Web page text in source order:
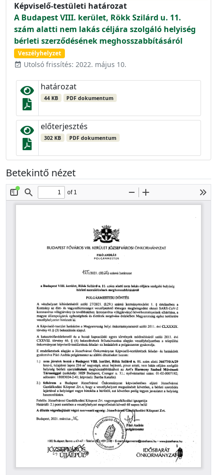
Képviselő-testületi határozat
A Budapest VIII. kerület, Rökk Szilárd u. 11.
szám alatti nem lakás céljára szolgáló helyiség
bérleti szerződésének meghosszabbításáról
Veszélyhelyzet
event_available Utolsó frissítés: 2022. május 10.
határozat
44 KB PDF dokumentum
előterjesztés
302 KB PDF dokumentum
Betekintő nézet